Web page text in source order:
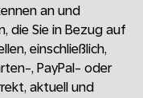
an und
die Sie in Bezug auf
einschließlich,
, PayPal- oder
aktuell und